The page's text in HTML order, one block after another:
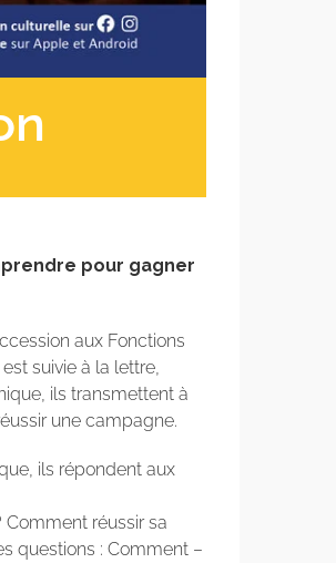
pour gagner
aux Fonctions
suivie à la lettre,
ils transmettent à
une campagne.
ils répondent aux
réussir sa
questions : Comment –